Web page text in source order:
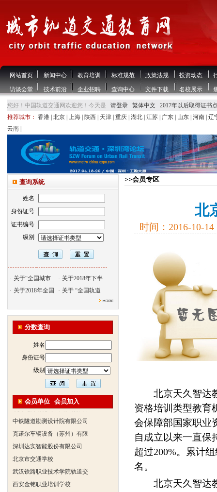
网站首页 新闻中心 教育培训 标准规范 政策法规 投资动态
访谈会堂 技术前沿 企业招聘 查询中心 文件下载 名校展示
您好！中国轨道交通网欢迎您！今天是 请登录 繁体中文
2017年以后取得证书
推荐城市： 香港 北京 上海 陕西 天津 重庆 湖北 江苏 广东 山东 河南 辽
云南
查询系统
姓名
身份证号
证书编号
级别
· 关于“全国城市 · 关于2018年下半
· 关于2018年全国 · 关于 “全国轨道
分数查询
姓名
身份证号
级别
会员单位 会员加入
北京天久智达教育咨询有限公
振威国际展览有限公司
浙江广播电视大学培训学院
陕西交通职业技术学院
西安三资职业学院
安弗施无线射频系统(上海)有
达诺巴特集团（中国）
欧姆龙自动化（中国）有限公
>>会员专区
北
时间： 2016-10-14
北京天久智达教
资格培训类型教育
会保障部国家职业
自成立以来一直保
超过200%。累计
名。
北京天久智达教